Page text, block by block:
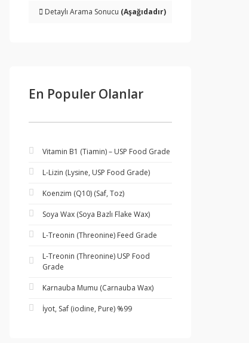
Detaylı Arama Sonucu (Aşağıdadır)
En Populer Olanlar
Vitamin B1 (Tiamin) – USP Food Grade
L-Lizin (Lysine, USP Food Grade)
Koenzim (Q10) (Saf, Toz)
Soya Wax (Soya Bazlı Flake Wax)
L-Treonin (Threonine) Feed Grade
L-Treonin (Threonine) USP Food
Grade
Karnauba Mumu (Carnauba Wax)
İyot, Saf (iodine, Pure) %99